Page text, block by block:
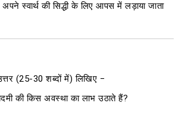
स्वार्थ की सिद्धी के लिए आपस में लड़ाया जाता
(25-30शब्दों में)लिखिए −
की किस अवस्था का लाभ उठाते हैं?